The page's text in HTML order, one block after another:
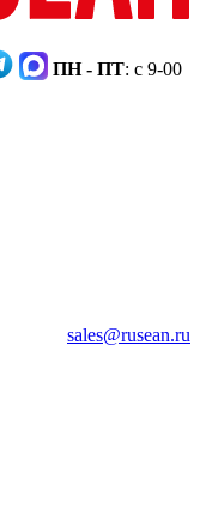
ПН - ПТ: с 9-00
sales@rusean.ru